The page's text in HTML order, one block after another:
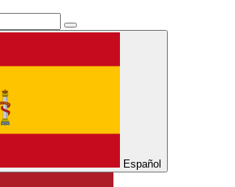
Español